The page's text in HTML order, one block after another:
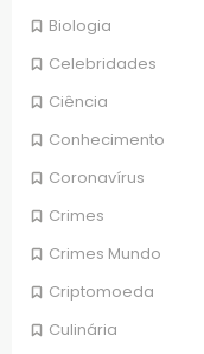
Biologia
Celebridades
Ciência
Conhecimento
Coronavírus
Crimes
Crimes Mundo
Criptomoeda
Culinária